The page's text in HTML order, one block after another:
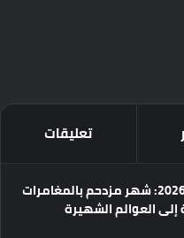
تعليقات
ألعاب أغسطس 2026: شهر مزدحم بالمغامرات
إلى العوالم الشهيرة